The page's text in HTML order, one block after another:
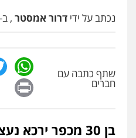
0502130230
אברהם
0504456555
נכתב על ידי דרור אמסטר , ב-12/01/2020 16:46
שתף כתבה עם
חברים
בן 30 מכפר